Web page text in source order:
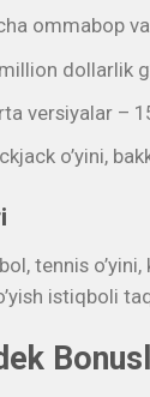
ommabop
dollarlik
versiyalar –
o’yini,
tennis
istiqboli